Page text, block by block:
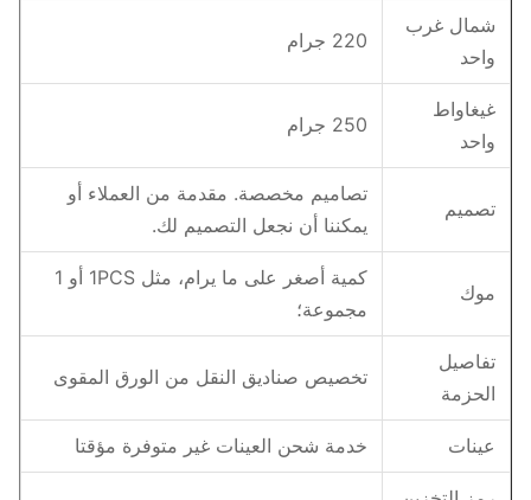
شمال غرب
واحد
220 جرام
غيغاواط
واحد
250 جرام
تصميم
تصاميم مخصصة. مقدمة من العملاء أو
يمكننا أن نجعل التصميم لك.
موك
كمية أصغر على ما يرام، مثل 1PCS أو 1
مجموعة؛
تفاصيل
الحزمة
تخصيص صناديق النقل من الورق المقوى
عينات خدمة شحن العينات غير متوفرة مؤقتا